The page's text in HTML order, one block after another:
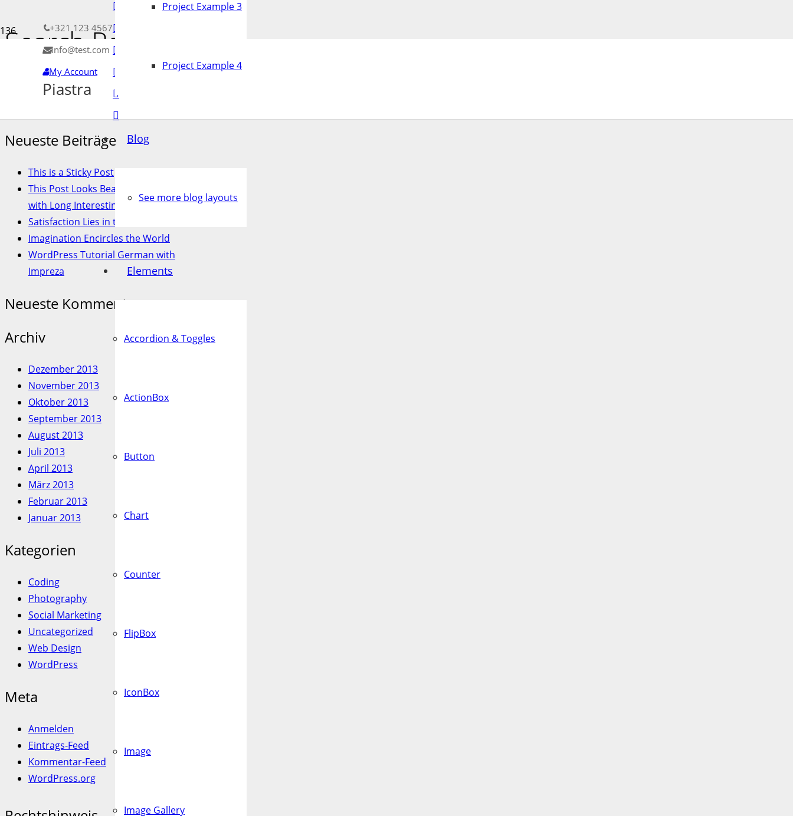
+321 123 4567
info@test.com
My Account
Piastra
Project Example 3
Project Example 4
Blog
See more blog layouts
Elements
Accordion & Toggles
ActionBox
Button
Chart
Counter
FlipBox
IconBox
Image
Image Gallery
Search Results Page
Suchen nach:
Neueste Beiträge
This is a Sticky Post
This Post Looks Beautiful even
with Long Interesting Title
Satisfaction Lies in the Effort
Imagination Encircles the World
WordPress Tutorial German with
Impreza
Neueste Kommentare
Archiv
Dezember 2013
November 2013
Oktober 2013
September 2013
August 2013
Juli 2013
April 2013
März 2013
Februar 2013
Januar 2013
Kategorien
Coding
Photography
Social Marketing
Uncategorized
Web Design
WordPress
Meta
Anmelden
Eintrags-Feed
Kommentar-Feed
WordPress.org